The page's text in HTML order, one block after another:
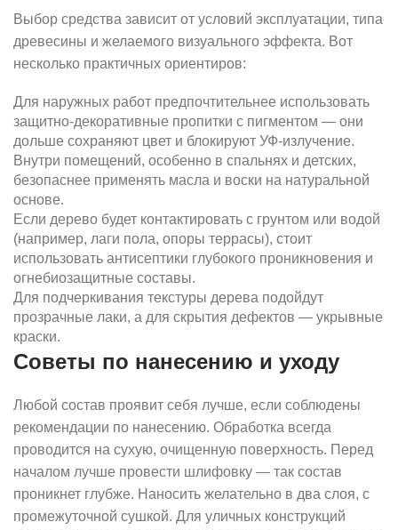
Выбор средства зависит от условий эксплуатации, типа
древесины и желаемого визуального эффекта. Вот
несколько практичных ориентиров:
Для наружных работ предпочтительнее использовать
защитно-декоративные пропитки с пигментом — они
дольше сохраняют цвет и блокируют УФ-излучение.
Внутри помещений, особенно в спальнях и детских,
безопаснее применять масла и воски на натуральной
основе.
Если дерево будет контактировать с грунтом или водой
(например, лаги пола, опоры террасы), стоит
использовать антисептики глубокого проникновения и
огнебиозащитные составы.
Для подчеркивания текстуры дерева подойдут
прозрачные лаки, а для скрытия дефектов — укрывные
краски.
Советы по нанесению и уходу
Любой состав проявит себя лучше, если соблюдены
рекомендации по нанесению. Обработка всегда
проводится на сухую, очищенную поверхность. Перед
началом лучше провести шлифовку — так состав
проникнет глубже. Наносить желательно в два слоя, с
промежуточной сушкой. Для уличных конструкций